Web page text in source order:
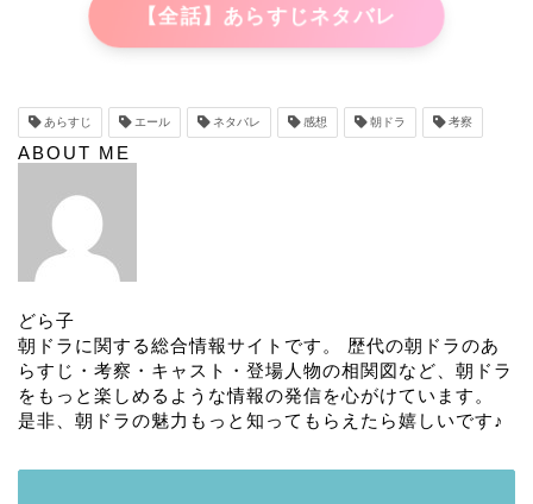
【全話】あらすじネタバレ
あらすじ エール ネタバレ 感想 朝ドラ 考察
ABOUT ME
どら子
朝ドラに関する総合情報サイトです。 歴代の朝ドラのあ
らすじ・考察・キャスト・登場人物の相関図など、朝ドラ
をもっと楽しめるような情報の発信を心がけています。
是非、朝ドラの魅力もっと知ってもらえたら嬉しいです♪